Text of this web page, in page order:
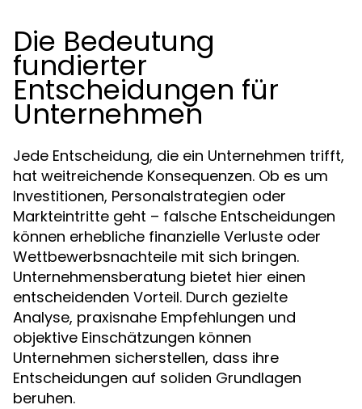
Die Bedeutung
fundierter
Entscheidungen für
Unternehmen
Jede Entscheidung, die ein Unternehmen trifft,
hat weitreichende Konsequenzen. Ob es um
Investitionen, Personalstrategien oder
Markteintritte geht – falsche Entscheidungen
können erhebliche finanzielle Verluste oder
Wettbewerbsnachteile mit sich bringen.
Unternehmensberatung bietet hier einen
entscheidenden Vorteil. Durch gezielte
Analyse, praxisnahe Empfehlungen und
objektive Einschätzungen können
Unternehmen sicherstellen, dass ihre
Entscheidungen auf soliden Grundlagen
beruhen.